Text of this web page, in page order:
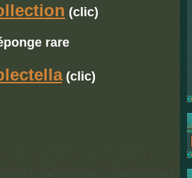
(clic)
rare
(clic)